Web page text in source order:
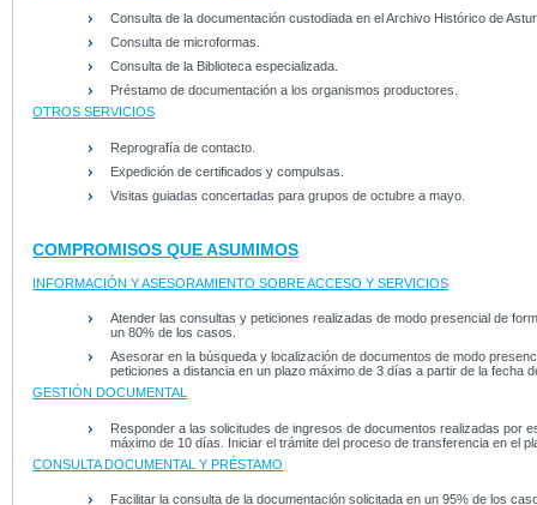
Consulta de la documentación custodiada en el Archivo Histórico de
Consulta de microformas.
Consulta de la Biblioteca especializada.
Préstamo de documentación a los organismos productores.
OTROS SERVICIOS
Reprografía de contacto.
Expedición de certificados y compulsas.
Visitas guiadas concertadas para grupos de octubre a mayo.
COMPROMISOS QUE ASUMIMOS
INFORMACIÓN Y ASESORAMIENTO SOBRE ACCESO Y SERVICIOS
Atender las consultas y peticiones realizadas de modo presencial de
un 80% de los casos.
Asesorar en la búsqueda y localización de documentos de modo
peticiones a distancia en un plazo máximo de 3 días a partir de la fecha
GESTIÓN DOCUMENTAL
Responder a las solicitudes de ingresos de documentos realizadas por
máximo de 10 días. Iniciar el trámite del proceso de transferencia en el
CONSULTA DOCUMENTAL Y PRÉSTAMO
Facilitar la consulta de la documentación solicitada en un 95% de los